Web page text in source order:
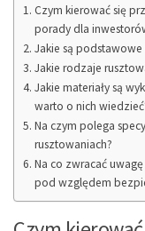
Czym kierować się
porady dla
Jakie są
Jakie rodzaje
Jakie materiały są
warto o nich
Na czym polega
rusztowaniach?
Na co zwracać
pod względem